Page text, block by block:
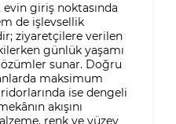
giriş noktasında
de işlevsellik
ziyaretçilere verilen
günlük yaşamı
sunar. Doğru
maksimum
ise dengeli
akışını
renk ve yüzey